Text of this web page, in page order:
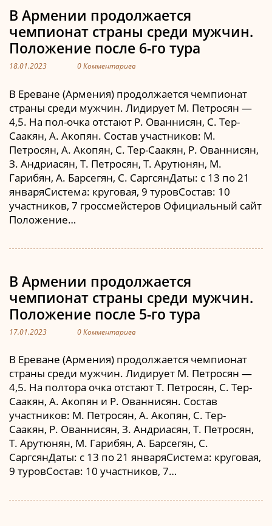
В Армении продолжается
чемпионат страны среди мужчин.
Положение после 6-го тура
18.01.2023 0 Комментариев
В Ереване (Армения) продолжается чемпионат
страны среди мужчин. Лидирует М. Петросян —
4,5. На пол-очка отстают Р. Ованнисян, С. Тер-
Саакян, А. Акопян. Состав участников: М.
Петросян, А. Акопян, С. Тер-Саакян, Р. Ованнисян,
З. Андриасян, Т. Петросян, Т. Арутюнян, М.
Гарибян, А. Барсегян, С. СаргсянДаты: с 13 по 21
январяСистема: круговая, 9 туровСостав: 10
участников, 7 гроссмейстеров Официальный сайт
Положение…
В Армении продолжается
чемпионат страны среди мужчин.
Положение после 5-го тура
17.01.2023 0 Комментариев
В Ереване (Армения) продолжается чемпионат
страны среди мужчин. Лидирует М. Петросян —
4,5. На полтора очка отстают Т. Петросян, С. Тер-
Саакян, А. Акопян и Р. Ованнисян. Состав
участников: М. Петросян, А. Акопян, С. Тер-
Саакян, Р. Ованнисян, З. Андриасян, Т. Петросян,
Т. Арутюнян, М. Гарибян, А. Барсегян, С.
СаргсянДаты: с 13 по 21 январяСистема: круговая,
9 туровСостав: 10 участников, 7…